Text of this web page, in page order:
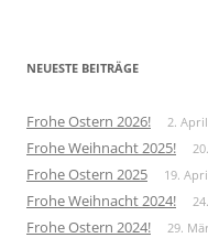
NEUESTE BEITRÄGE
Frohe Ostern 2026! 2.
Frohe Weihnacht 2025!
Frohe Ostern 2025 19.
Frohe Weihnacht 2024!
Frohe Ostern 2024! 29.